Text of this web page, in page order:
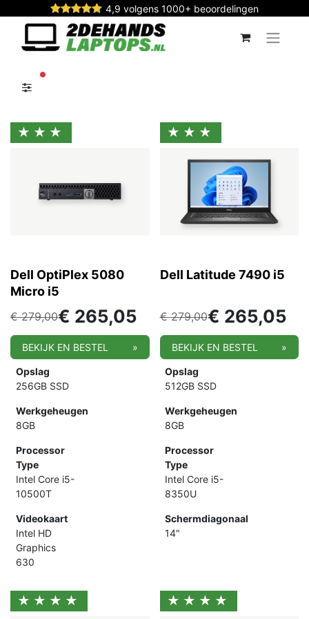
4,9 volgens 1000+ beoordelingen
actieve filters
★★★
Dell OptiPlex 5080
Micro i5
€279,00€ 265,05
BEKIJK EN BESTEL »
Opslag
256GB SSD
Werkgeheugen
8GB
Processor
Type
Intel Core i5-
10500T
Videokaart
Intel HD
Graphics
630
★★★
Dell Latitude 7490 i5
€279,00€ 265,05
BEKIJK EN BESTEL »
Opslag
512GB SSD
Werkgeheugen
8GB
Processor
Type
Intel Core i5-
8350U
Schermdiagonaal
14"
★★★★ ★★★★